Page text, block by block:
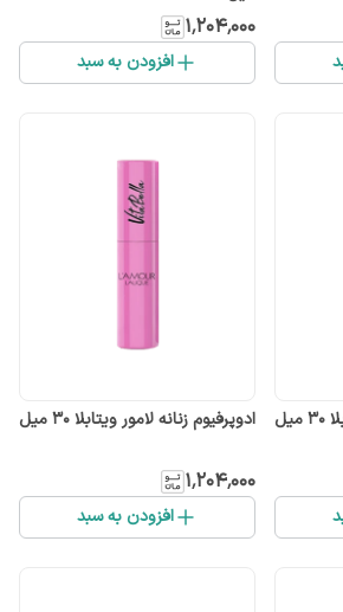
۱٬۲۰۴٬۰۰۰
افزودن به سبد
ادوپرفیوم زنانه لامور ویتابلا 30 میل
۱٬۲۰۴٬۰۰۰
افزودن به سبد